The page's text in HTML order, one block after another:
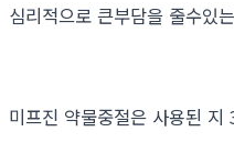
심리적으로 큰부담을 줄수있
미프진 약물중절은 사용된 지